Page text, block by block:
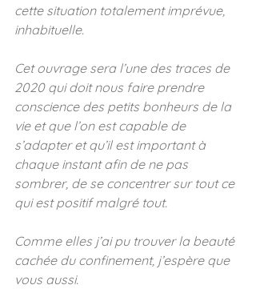
cette situation totalement imprévue,
inhabituelle.
Cet ouvrage sera l’une des traces de
2020 qui doit nous faire prendre
conscience des petits bonheurs de la
vie et que l’on est capable de
s’adapter et qu’il est important à
chaque instant afin de ne pas
sombrer, de se concentrer sur tout ce
qui est positif malgré tout.
Comme elles j’ai pu trouver la beauté
cachée du confinement, j’espère que
vous aussi.